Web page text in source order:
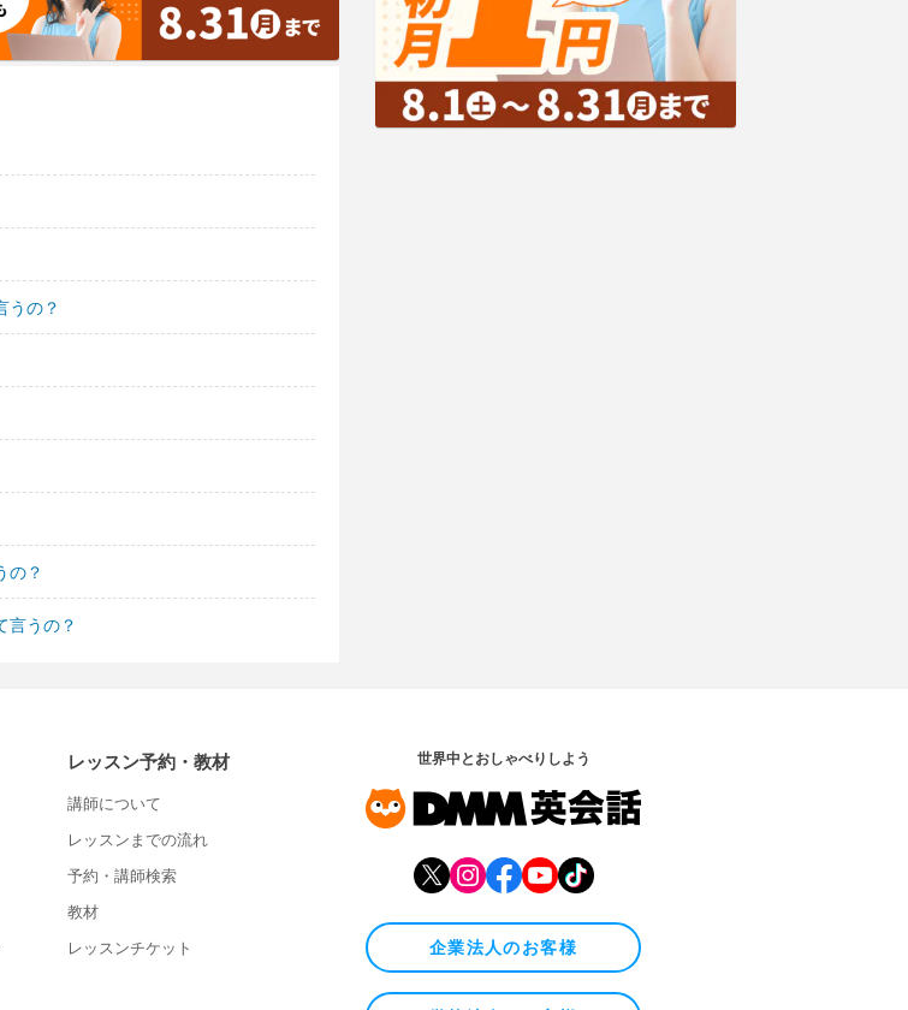
うの？
の？
言うの？
レッスン予約・教材
講師について
レッスンまでの流れ
予約・講師検索
教材
レッスンチケット
世界中とおしゃべりしよう
企業法人のお客様